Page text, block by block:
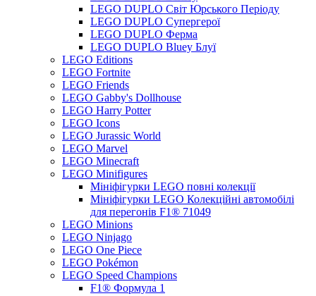
LEGO DUPLO Світ Юрського Періоду
LEGO DUPLO Супергерої
LEGO DUPLO Ферма
LEGO DUPLO Bluey Блуї
LEGO Editions
LEGO Fortnite
LEGO Friends
LEGO Gabby's Dollhouse
LEGO Harry Potter
LEGO Icons
LEGO Jurassic World
LEGO Marvel
LEGO Minecraft
LEGO Minifigures
Мініфігурки LEGO повні колекції
Мініфігурки LEGO Колекційні автомобілі
для перегонів F1® 71049
LEGO Minions
LEGO Ninjago
LEGO One Piece
LEGO Pokémon
LEGO Speed Champions
F1® Формула 1